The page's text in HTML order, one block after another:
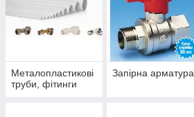
Металопластикові
труби, фітинги
Запірна арматура